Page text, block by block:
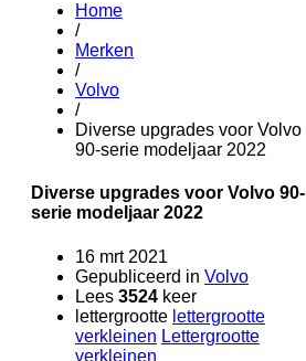
Home
/
Merken
/
Volvo
/
Diverse upgrades voor Volvo
90-serie modeljaar 2022
Diverse upgrades voor Volvo 90-
serie modeljaar 2022
16 mrt 2021
Gepubliceerd in Volvo
Lees 3524 keer
lettergrootte lettergrootte
verkleinen Lettergrootte
verkleinen